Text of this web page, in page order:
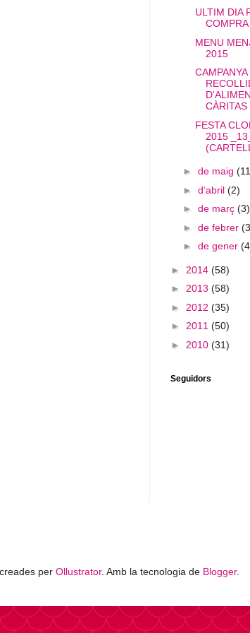
ULTIM DIA
MENU
2015
CAMPANYA
CÀRITAS
FESTA
2015
► de maig
► d’abril (2)
► de març (3)
► de febrer
► de gener
► 2014 (58)
► 2013 (58)
► 2012 (35)
► 2011 (50)
► 2010 (31)
Seguidors
per Ollustrator. Amb la tecnologia de Blogger.